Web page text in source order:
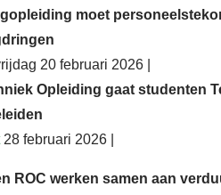
moet
20 februari 2026 |
Opleiding gaat studenten
28 februari 2026 |
ROC werken samen aan